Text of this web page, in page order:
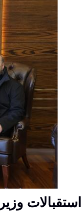
استقبالات